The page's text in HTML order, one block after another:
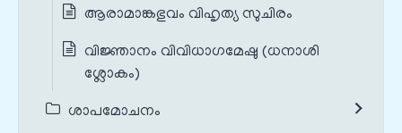
ആരാമാങ്കഭുവം വിഹൃത്യ സുചിരം
വിജ്ഞാനം വിവിധാഗമേഷു (ധനാശി
ശ്ലോകം)
ശാപമോചനം